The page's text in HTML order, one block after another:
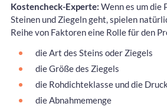
Kostencheck-Experte: Wenn es um die
Steinen und Ziegeln geht, spielen
Reihe von Faktoren eine Rolle für den
die Art des Steins oder Ziegels
die Größe des Ziegels
die Rohdichteklasse und die
die Abnahmemenge